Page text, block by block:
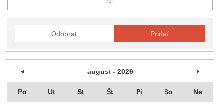
Odobrať Pridať
august - 2026
Po Ut St Št Pi So Ne